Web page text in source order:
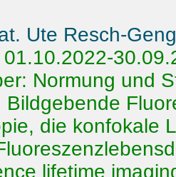
Ute Resch-
Normung und
Bildgebende
die konfokale
lifetime